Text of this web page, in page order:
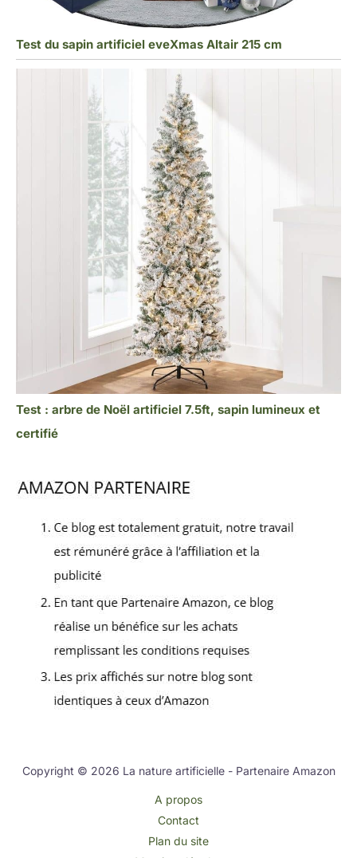
Test du sapin artificiel eveXmas Altair 215 cm
Test : arbre de Noël artificiel 7.5ft, sapin lumineux et
certifié
Copyright © 2026 La nature artificielle - Partenaire Amazon
A propos
Contact
Plan du site